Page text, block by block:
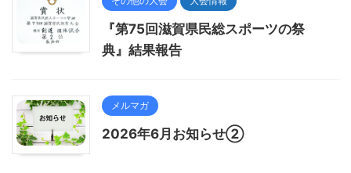
『第75回滋賀県民総スポーツの祭
典』結果報告
メルマガ
2026年6月お知らせ②